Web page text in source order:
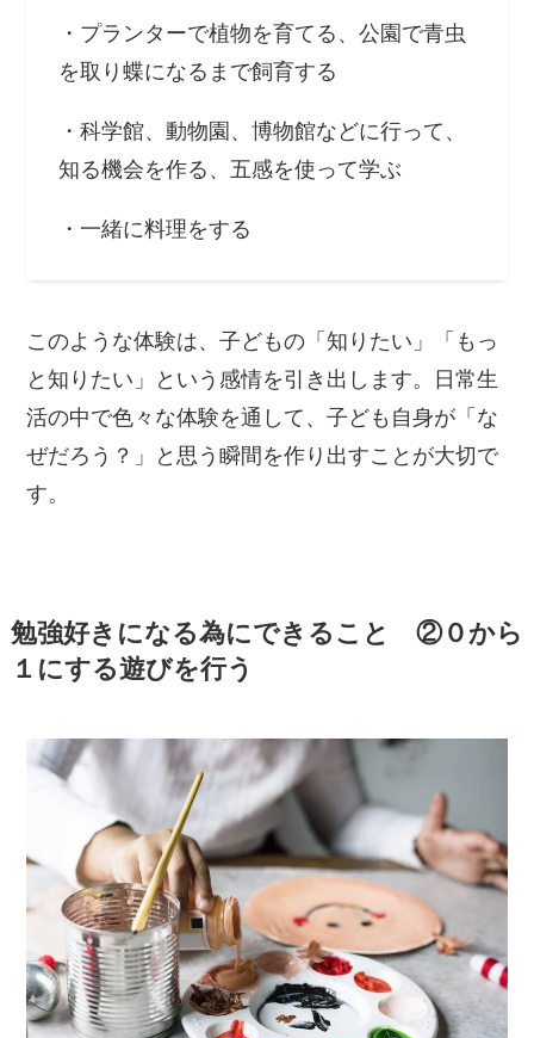
・プランターで植物を育てる、公園で青虫
を取り蝶になるまで飼育する
・科学館、動物園、博物館などに行って、
知る機会を作る、五感を使って学ぶ
・一緒に料理をする
このような体験は、子どもの「知りたい」「もっ
と知りたい」という感情を引き出します。日常生
活の中で色々な体験を通して、子ども自身が「な
ぜだろう？」と思う瞬間を作り出すことが大切で
す。
勉強好きになる為にできること ②０から
１にする遊びを行う